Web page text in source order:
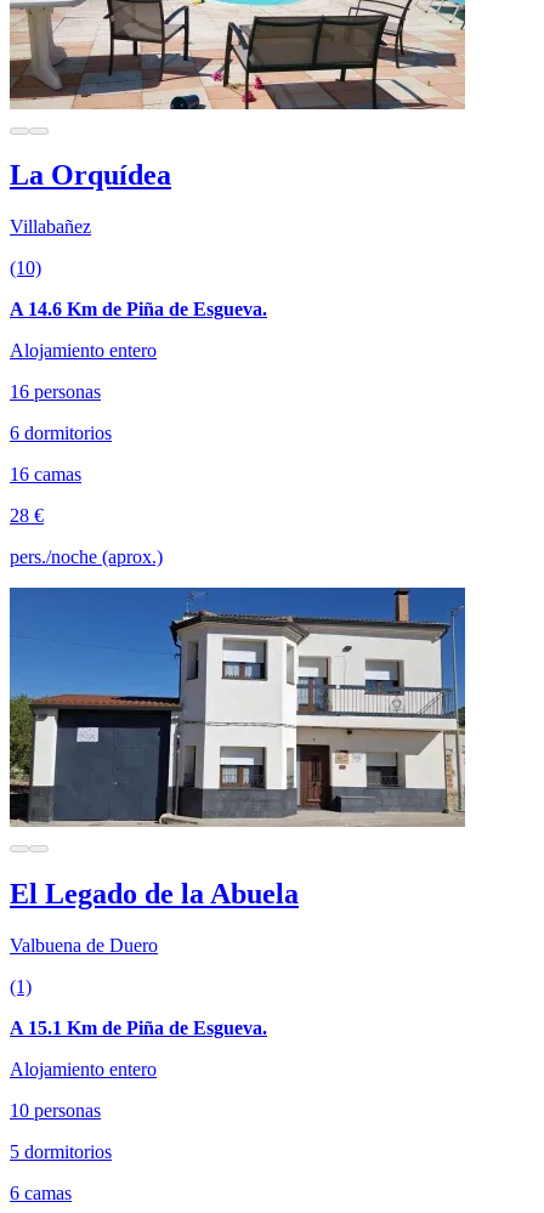
La Orquídea
Villabañez
(10)
A 14.6 Km de Piña de Esgueva.
Alojamiento entero
16 personas
6 dormitorios
16 camas
28 €
pers./noche (aprox.)
El Legado de la Abuela
Valbuena de Duero
(1)
A 15.1 Km de Piña de Esgueva.
Alojamiento entero
10 personas
5 dormitorios
6 camas